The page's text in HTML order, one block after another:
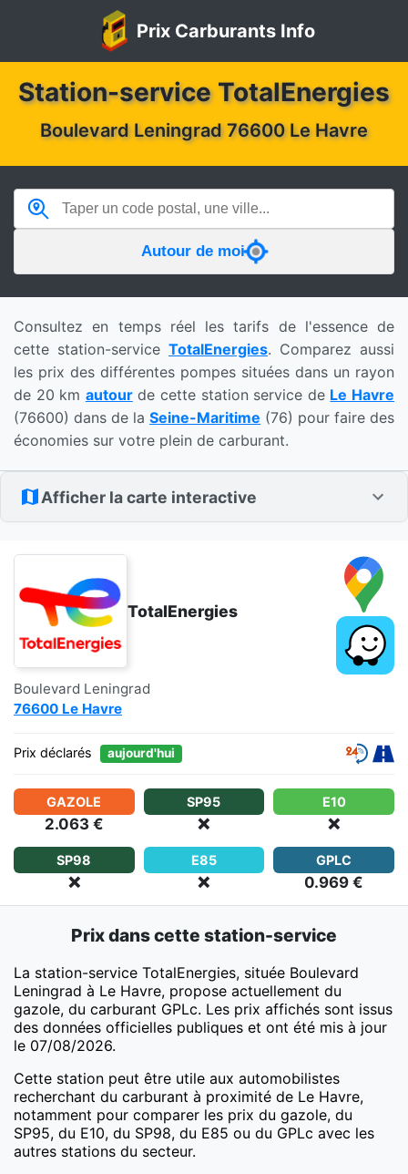
Prix Carburants Info
Station-service TotalEnergies
Boulevard Leningrad 76600 Le Havre
Autour de moi
Consultez en temps réel les tarifs de l'essence de
cette station-service TotalEnergies. Comparez aussi
les prix des différentes pompes situées dans un rayon
de 20 km autourde cette station service de Le Havre
(76600) dans de la Seine-Maritime (76) pour faire des
économies sur votre plein de carburant.
Afficher la carte interactive
TotalEnergies
Boulevard Leningrad
76600 Le Havre
Prix déclarés aujourd'hui
GAZOLE
2.063 €
SP95
❌
E10
❌
SP98
❌
E85
❌
GPLC
0.969 €
Prix dans cette station-service
La station-service TotalEnergies, située Boulevard
Leningrad à Le Havre, propose actuellement du
gazole, du carburant GPLc. Les prix affichés sont issus
des données officielles publiques et ont été mis à jour
le 07/08/2026.
Cette station peut être utile aux automobilistes
recherchant du carburant à proximité de Le Havre,
notamment pour comparer les prix du gazole, du
SP95, du E10, du SP98, du E85 ou du GPLc avec les
autres stations du secteur.